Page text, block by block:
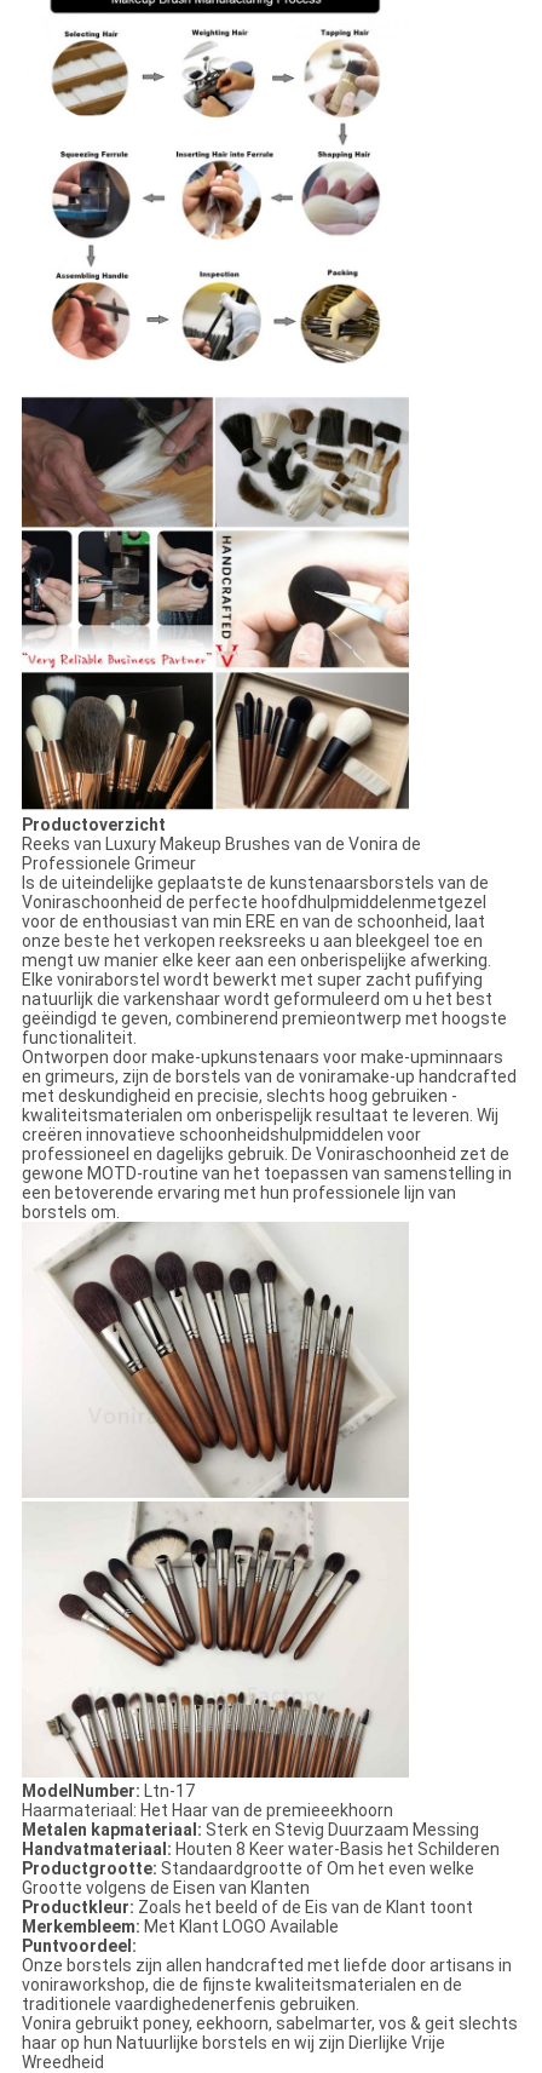
Productoverzicht
Reeks van Luxury Makeup Brushes van de Vonira de
Professionele Grimeur
Is de uiteindelijke geplaatste de kunstenaarsborstels van de
Voniraschoonheid de perfecte hoofdhulpmiddelenmetgezel
voor de enthousiast van min ERE en van de schoonheid, laat
onze beste het verkopen reeksreeks u aan bleekgeel toe en
mengt uw manier elke keer aan een onberispelijke afwerking.
Elke voniraborstel wordt bewerkt met super zacht pufifying
natuurlijk die varkenshaar wordt geformuleerd om u het best
geëindigd te geven, combinerend premieontwerp met hoogste
functionaliteit.
Ontworpen door make-upkunstenaars voor make-upminnaars
en grimeurs, zijn de borstels van de voniramake-up handcrafted
met deskundigheid en precisie, slechts hoog gebruiken -
kwaliteitsmaterialen om onberispelijk resultaat te leveren. Wij
creëren innovatieve schoonheidshulpmiddelen voor
professioneel en dagelijks gebruik. De Voniraschoonheid zet de
gewone MOTD-routine van het toepassen van samenstelling in
een betoverende ervaring met hun professionele lijn van
borstels om.
ModelNumber: Ltn-17
Haarmateriaal: Het Haar van de premieeekhoorn
Metalen kapmateriaal: Sterk en Stevig Duurzaam Messing
Handvatmateriaal: Houten 8 Keer water-Basis het Schilderen
Productgrootte: Standaardgrootte of Om het even welke
Grootte volgens de Eisen van Klanten
Productkleur: Zoals het beeld of de Eis van de Klant toont
Merkembleem: Met Klant LOGO Available
Puntvoordeel:
Onze borstels zijn allen handcrafted met liefde door artisans in
voniraworkshop, die de fijnste kwaliteitsmaterialen en de
traditionele vaardighedenerfenis gebruiken.
Vonira gebruikt poney, eekhoorn, sabelmarter, vos & geit slechts
haar op hun Natuurlijke borstels en wij zijn Dierlijke Vrije
Wreedheid